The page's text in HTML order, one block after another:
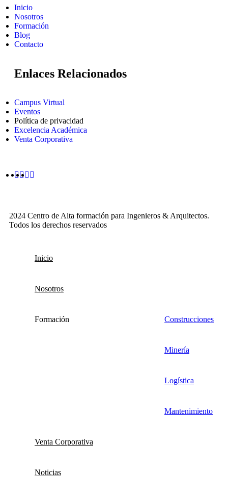
Inicio
Nosotros
Formación
Blog
Contacto
Enlaces Relacionados
Campus Virtual
Eventos
Política de privacidad
Excelencia Académica
Venta Corporativa
2024 Centro de Alta formación para Ingenieros & Arquitectos.
Todos los derechos reservados
Inicio
Nosotros
Formación Construcciones
Minería
Logística
Mantenimiento
Venta Corporativa
Noticias